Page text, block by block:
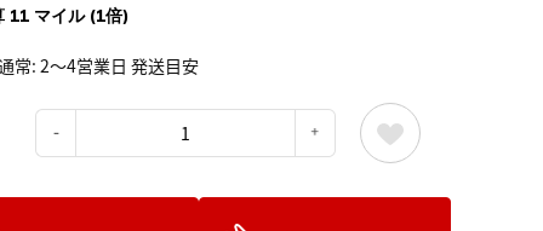
11 マイル (1倍)
常: 2～4営業日 発送目安